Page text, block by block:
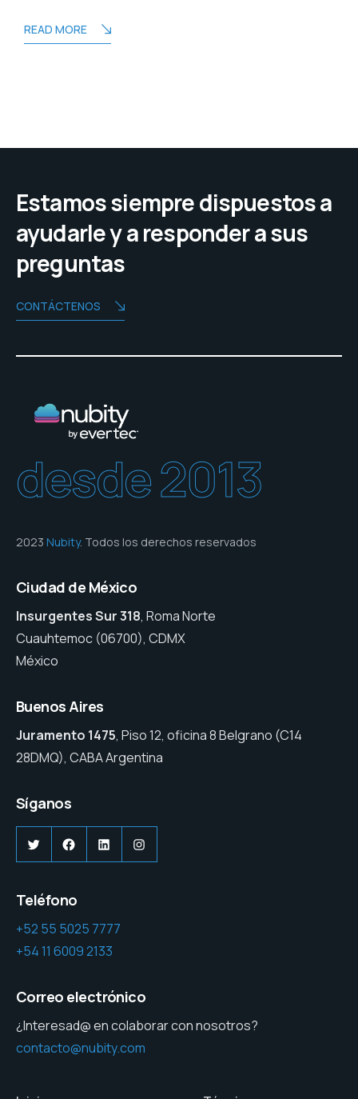
READ MORE
Estamos siempre dispuestos a
ayudarle y a responder a sus
preguntas
CONTÁCTENOS
desde 2013
2023 Nubity. Todos los derechos reservados
Ciudad de México
Insurgentes Sur 318, Roma Norte
Cuauhtemoc (06700), CDMX
México
Buenos Aires
Juramento 1475, Piso 12, oficina 8 Belgrano (C14
28DMQ), CABA Argentina
Síganos
TwitterFacebook
LinkedInInstagram
Teléfono
+52 55 5025 7777
+54 11 6009 2133
Correo electrónico
¿Interesad@ en colaborar con nosotros?
contacto@nubity.com